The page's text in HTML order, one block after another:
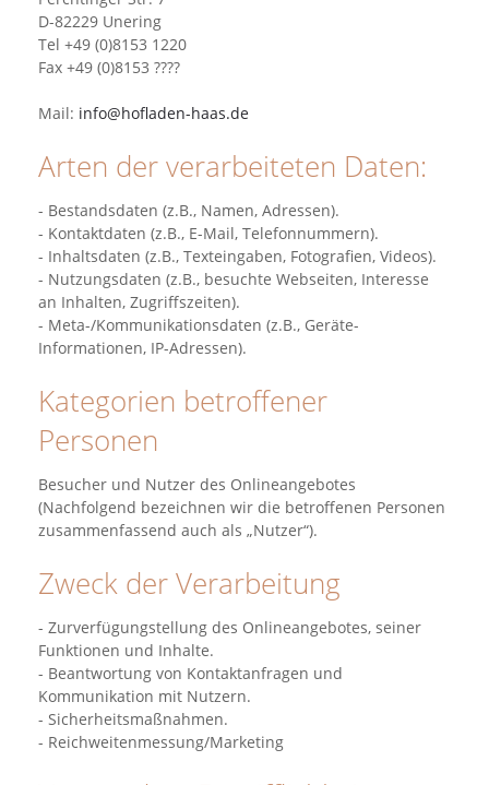
D-82229 Unering
Tel +49 (0)8153 1220
Fax +49 (0)8153 ????
Mail: info@hofladen-haas.de
Arten der verarbeiteten Daten:
- Bestandsdaten (z.B., Namen, Adressen).
- Kontaktdaten (z.B., E-Mail, Telefonnummern).
- Inhaltsdaten (z.B., Texteingaben, Fotografien, Videos).
- Nutzungsdaten (z.B., besuchte Webseiten, Interesse
an Inhalten, Zugriffszeiten).
- Meta-/Kommunikationsdaten (z.B., Geräte-
Informationen, IP-Adressen).
Kategorien betroffener
Personen
Besucher und Nutzer des Onlineangebotes
(Nachfolgend bezeichnen wir die betroffenen Personen
zusammenfassend auch als „Nutzer“).
Zweck der Verarbeitung
- Zurverfügungstellung des Onlineangebotes, seiner
Funktionen und Inhalte.
- Beantwortung von Kontaktanfragen und
Kommunikation mit Nutzern.
- Sicherheitsmaßnahmen.
- Reichweitenmessung/Marketing